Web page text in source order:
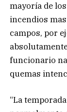
mayoría de
incendios
campos, por
funcionario
quemas
“La